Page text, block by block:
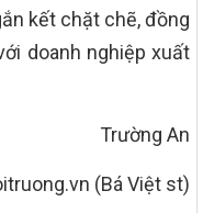
kết chặt chẽ, đồng
doanh nghiệp xuất
Trường An
(Bá Việt st)